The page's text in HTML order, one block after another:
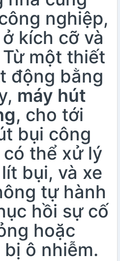
nghiệp,
kích cỡ và
một thiết
động bằng
máy hút
, cho tới
bụi công
thể xử lý
bụi, và xe
tự hành
hồi sự cố
hoặc
ô nhiễm.